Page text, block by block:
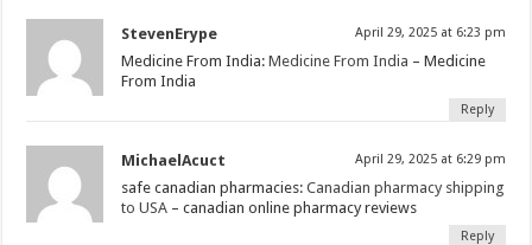
StevenErype April 29, 2025 at 6:23 pm
Medicine From India:Medicine From India – Medicine
From India
Reply
MichaelAcuct April 29, 2025 at 6:29 pm
safe canadian pharmacies:Canadian pharmacy shipping
to USA – canadian online pharmacy reviews
Reply